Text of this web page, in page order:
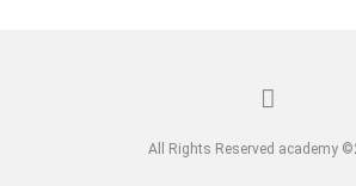
All Rights Reserved academy